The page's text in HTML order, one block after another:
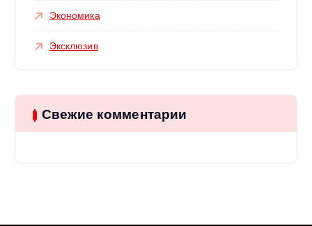
Экономика
Эксклюзив
Свежие комментарии